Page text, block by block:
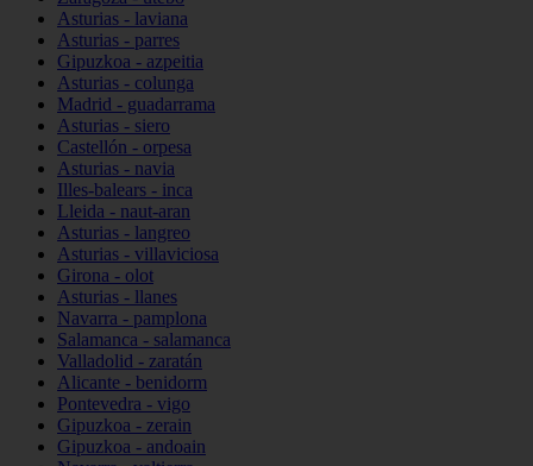
Asturias - laviana
Asturias - parres
Gipuzkoa - azpeitia
Asturias - colunga
Madrid - guadarrama
Asturias - siero
Castellón - orpesa
Asturias - navia
Illes-balears - inca
Lleida - naut-aran
Asturias - langreo
Asturias - villaviciosa
Girona - olot
Asturias - llanes
Navarra - pamplona
Salamanca - salamanca
Valladolid - zaratán
Alicante - benidorm
Pontevedra - vigo
Gipuzkoa - zerain
Gipuzkoa - andoain